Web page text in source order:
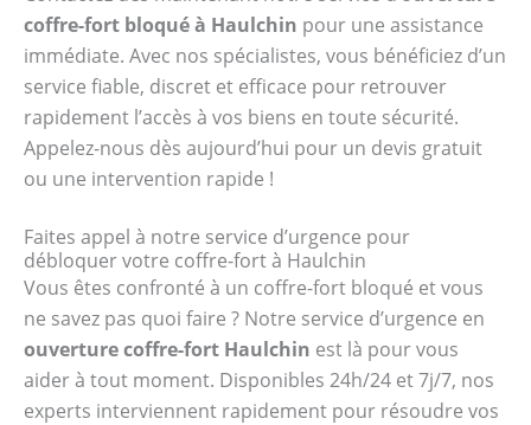
coffre-fort bloqué à Haulchin pour une assistance
immédiate. Avec nos spécialistes, vous bénéficiez d’un
service fiable, discret et efficace pour retrouver
rapidement l’accès à vos biens en toute sécurité.
Appelez-nous dès aujourd’hui pour un devis gratuit
ou une intervention rapide !
Faites appel à notre service d’urgence pour
débloquer votre coffre-fort à Haulchin
Vous êtes confronté à un coffre-fort bloqué et vous
ne savez pas quoi faire ? Notre service d’urgence en
ouverture coffre-fort Haulchin est là pour vous
aider à tout moment. Disponibles 24h/24 et 7j/7, nos
experts interviennent rapidement pour résoudre vos